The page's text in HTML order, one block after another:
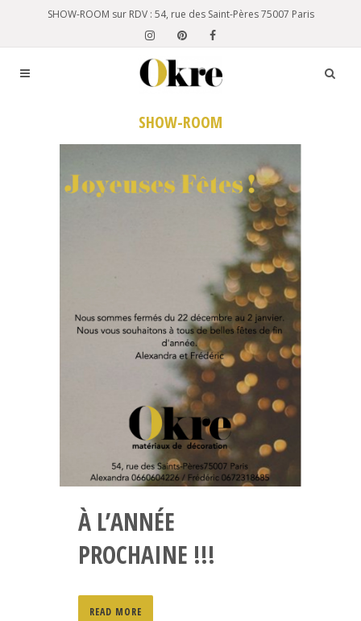
SHOW-ROOM sur RDV : 54, rue des Saint-Pères 75007 Paris
SHOW-ROOM
À L’ANNÉE
PROCHAINE !!!
READ MORE